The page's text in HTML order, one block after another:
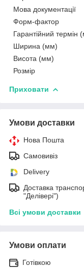
Мова документації
Форм-фактор
Гарантійний термін
Ширина (мм)
Висота (мм)
Розмір
Приховати
Умови доставки
Нова Пошта
Самовивіз
Delivery
Доставка
"Делівері")
Всі умови доставки
Умови оплати
Готівкою